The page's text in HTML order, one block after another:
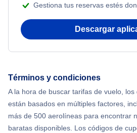
Flights from Nueva York to Mumbai
Flights from Shanghai to Nueva York
Flights from Nueva York to Hong Kong
Gestiona tus reservas estés
Descargar
Términos y condiciones
A la hora de buscar tarifas de vuelo,
están basados en múltiples factores,
más de 500 aerolíneas para encontrar
baratas disponibles. Los códigos de